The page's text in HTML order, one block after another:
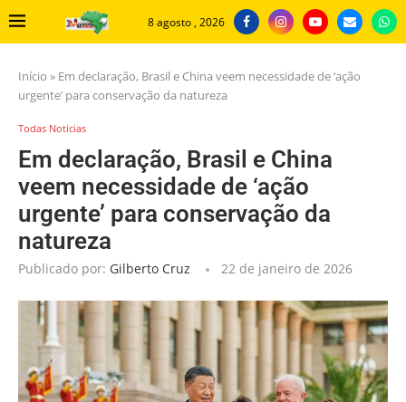
8 agosto , 2026
Início » Em declaração, Brasil e China veem necessidade de ‘ação
urgente’ para conservação da natureza
Todas Noticias
Em declaração, Brasil e China
veem necessidade de ‘ação
urgente’ para conservação da
natureza
Publicado por: Gilberto Cruz 22 de janeiro de 2026